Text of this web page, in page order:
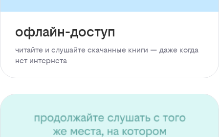
офлайн-доступ
читайте и слушайте скачанные книги — даже когда
нет интернета